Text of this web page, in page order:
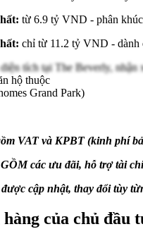
từ 6.9 tỷ VND - phân
chỉ từ 11.2 tỷ VND - dành
hộ thuộc
Grand Park)
VAT và KPBT (kinh phí
các ưu đãi, hỗ trợ tài
cập nhật, thay đổi tùy
hàng của chủ